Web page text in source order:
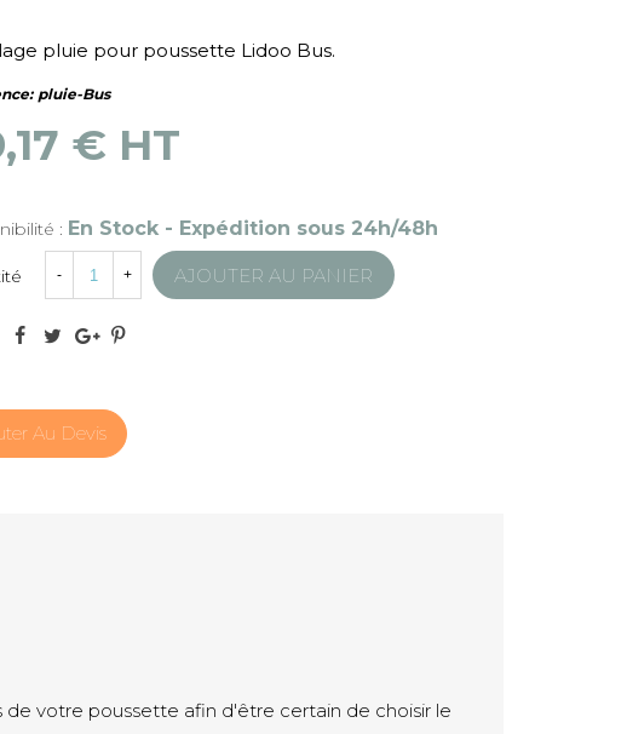
pluie pour poussette Lidoo Bus.
pluie-Bus
€ HT
: En Stock - Expédition sous 24h/48h
- + AJOUTER AU PANIER
Au Devis
de votre poussette afin d'être certain de choisir le